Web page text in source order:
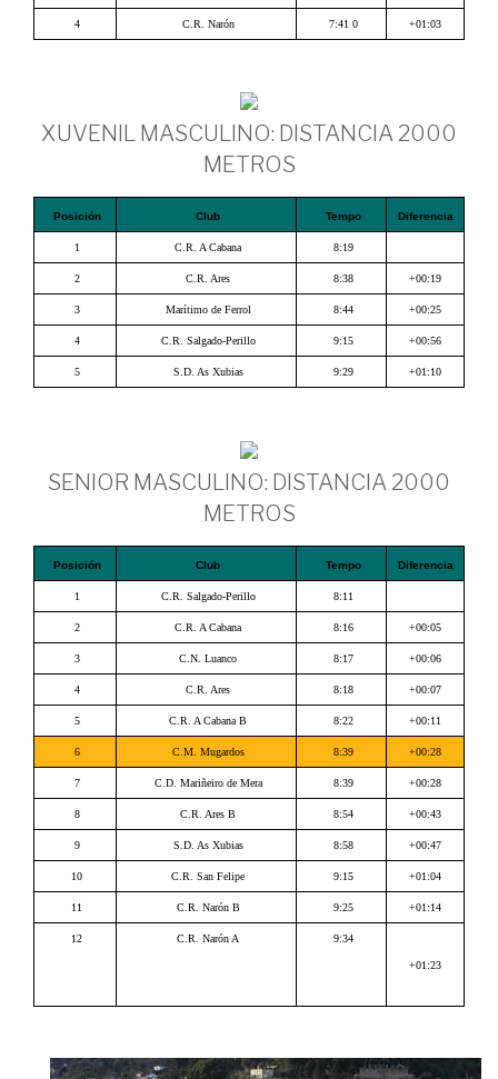
4 C.R. Narón 7:41 0 +01:03
XUVENIL MASCULINO: DISTANCIA 2000
METROS
Posición Club Tempo Diferencia
1 C.R. A Cabana 8:19
2 C.R. Ares 8:38 +00:19
3 Marítimo de Ferrol 8:44 +00:25
4 C.R. Salgado-Perillo 9:15 +00:56
5 S.D. As Xubias 9:29 +01:10
SENIOR MASCULINO: DISTANCIA 2000
METROS
Posición Club Tempo Diferencia
1 C.R. Salgado-Perillo 8:11
2 C.R. A Cabana 8:16 +00:05
3 C.N. Luanco 8:17 +00:06
4 C.R. Ares 8:18 +00:07
5 C.R. A Cabana B 8:22 +00:11
6 C.M. Mugardos 8:39 +00:28
7 C.D. Mariñeiro de Mera 8:39 +00:28
8 C.R. Ares B 8:54 +00:43
9 S.D. As Xubias 8:58 +00:47
10 C.R. San Felipe 9:15 +01:04
11 C.R. Narón B 9:25 +01:14
12 C.R. Narón A 9:34
+01:23